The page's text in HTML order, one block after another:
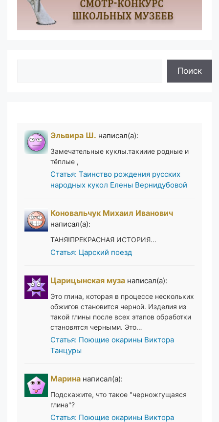
Поиск
Эльвира Ш. написал(а):
Замечательные куклы.такииие родные и
тёплые ,
Статья: Таинство рождения русских
народных кукол Елены Вернидубовой
Коновальчук Михаил Иванович
написал(а):
ТАНЯ!ПРЕКРАСНАЯ ИСТОРИЯ...
Статья: Царский поезд
Царицынская муза написал(а):
Это глина, которая в процессе нескольких
обжигов становится черной. Изделия из
такой глины после всех этапов обработки
становятся черными. Это…
Статья: Поющие окарины Виктора
Танцуры
Марина написал(а):
Подскажите, что такое "черножгущаяся
глина"?
Статья: Поющие окарины Виктора